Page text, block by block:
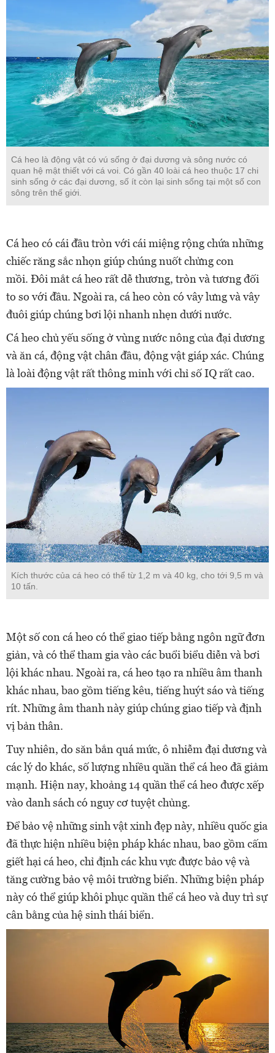
Cá heo là động vật có vú sống ở đại dương và sông nước có
quan hệ mật thiết với cá voi. Có gần 40 loài cá heo thuộc 17 chi
sinh sống ở các đại dương, số ít còn lại sinh sống tại một số con
sông trên thế giới.
Cá heo có cái đầu tròn với cái miệng rộng chứa những
chiếc răng sắc nhọn giúp chúng nuốt chửng con
mồi. Đôi mắt cá heo rất dễ thương, tròn và tương đối
to so với đầu. Ngoài ra, cá heo còn có vây lưng và vây
đuôi giúp chúng bơi lội nhanh nhẹn dưới nước.
Cá heo chủ yếu sống ở vùng nước nông của đại dương
và ăn cá, động vật chân đầu, động vật giáp xác. Chúng
là loài động vật rất thông minh với chỉ số IQ rất cao.
Kích thước của cá heo có thể từ 1,2 m và 40 kg, cho tới 9,5 m và
10 tấn.
Một số con cá heo có thể giao tiếp bằng ngôn ngữ đơn
giản, và có thể tham gia vào các buổi biểu diễn và bơi
lội khác nhau. Ngoài ra, cá heo tạo ra nhiều âm thanh
khác nhau, bao gồm tiếng kêu, tiếng huýt sáo và tiếng
rít. Những âm thanh này giúp chúng giao tiếp và định
vị bản thân.
Tuy nhiên, do săn bắn quá mức, ô nhiễm đại dương và
các lý do khác, số lượng nhiều quần thể cá heo đã giảm
mạnh. Hiện nay, khoảng 14 quần thể cá heo được xếp
vào danh sách có nguy cơ tuyệt chủng.
Để bảo vệ những sinh vật xinh đẹp này, nhiều quốc gia
đã thực hiện nhiều biện pháp khác nhau, bao gồm cấm
giết hại cá heo, chỉ định các khu vực được bảo vệ và
tăng cường bảo vệ môi trường biển. Những biện pháp
này có thể giúp khôi phục quần thể cá heo và duy trì sự
cân bằng của hệ sinh thái biển.